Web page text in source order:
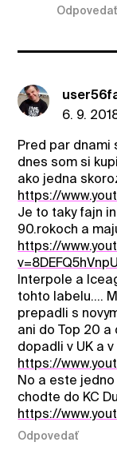
Odpovedať
6. 9.
Pred par dnami
dnes som si
ako jedna
https://
Je to taky fajn
90.rokoch a
https://
Interpole a
tohto labelu....
prepadli s
ani do Top 20
dopadli v UK a
https://
No a este
chodte do KC
https://
Odpovedať